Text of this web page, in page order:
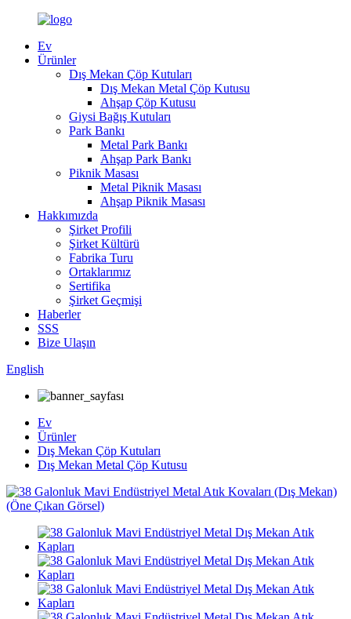
Ev
Ürünler
Dış Mekan Çöp Kutuları
Dış Mekan Metal Çöp Kutusu
Ahşap Çöp Kutusu
Giysi Bağış Kutuları
Park Bankı
Metal Park Bankı
Ahşap Park Bankı
Piknik Masası
Metal Piknik Masası
Ahşap Piknik Masası
Hakkımızda
Şirket Profili
Şirket Kültürü
Fabrika Turu
Ortaklarımız
Sertifika
Şirket Geçmişi
Haberler
SSS
Bize Ulaşın
English
Ev
Ürünler
Dış Mekan Çöp Kutuları
Dış Mekan Metal Çöp Kutusu